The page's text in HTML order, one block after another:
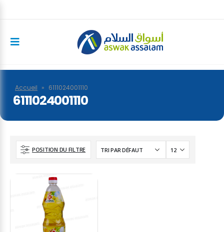
Accueil » 6111024001110
6111024001110
POSITION DU FILTRE